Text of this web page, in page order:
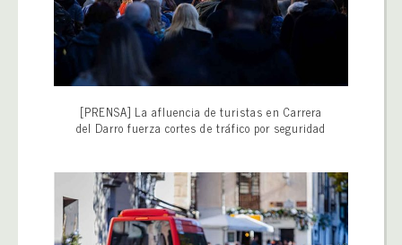
[PRENSA] La afluencia de turistas en Carrera
del Darro fuerza cortes de tráfico por seguridad